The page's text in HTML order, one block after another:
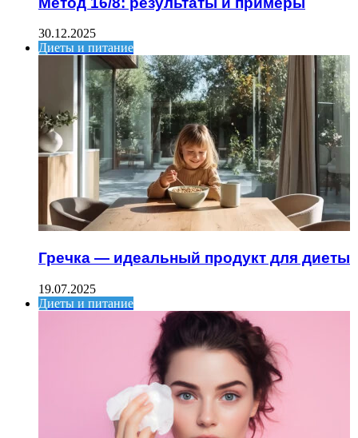
30.12.2025
Диеты и питание
Гречка — идеальный продукт для диеты
19.07.2025
Диеты и питание